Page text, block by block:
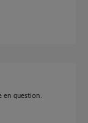
question.